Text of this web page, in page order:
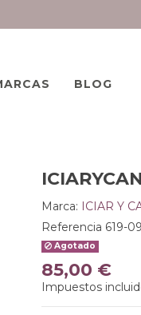
BLOG
Marca: ICIAR Y
Referencia 619-
Agotado
85,00 €
Impuestos